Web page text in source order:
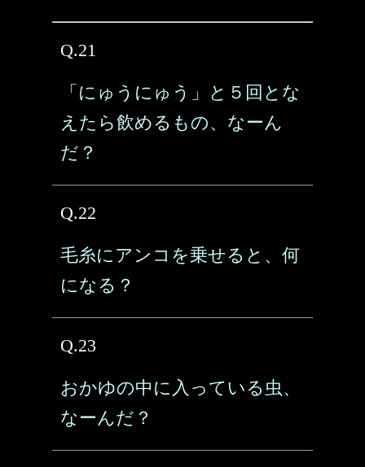
Q.21
「にゅうにゅう」と５回とな
えたら飲めるもの、なーん
だ？
Q.22
毛糸にアンコを乗せると、何
になる？
Q.23
おかゆの中に入っている虫、
なーんだ？